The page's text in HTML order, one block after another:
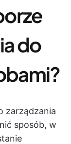
do
zarządzania
sposób, w